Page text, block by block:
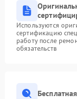
Используются
сертификацию
работу после
обязательств